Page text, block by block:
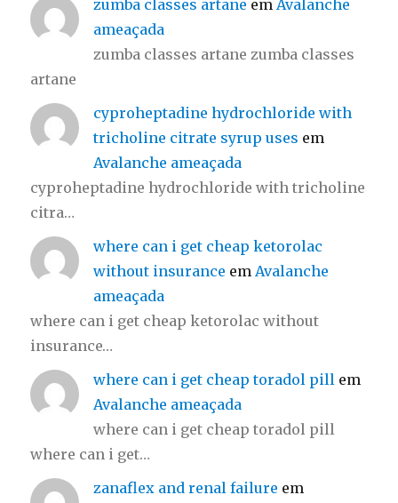
zumba classes artane em Avalanche
ameaçada
zumba classes artane zumba classes
artane
cyproheptadine hydrochloride with
tricholine citrate syrup uses em
Avalanche ameaçada
cyproheptadine hydrochloride with tricholine
citra…
where can i get cheap ketorolac
without insurance em Avalanche
ameaçada
where can i get cheap ketorolac without
insurance…
where can i get cheap toradol pill em
Avalanche ameaçada
where can i get cheap toradol pill
where can i get…
zanaflex and renal failure em